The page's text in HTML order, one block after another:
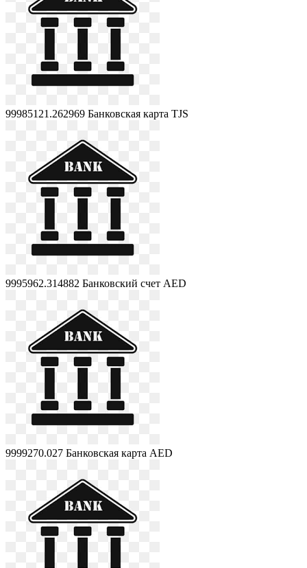
99985121.262969 Банковская карта TJS
9995962.314882 Банковский счет AED
9999270.027 Банковская карта AED